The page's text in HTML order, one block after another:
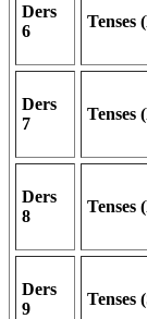
Ders
6
Tenses
Ders
7
Tenses
Ders
8
Tenses
Ders
9
Tenses